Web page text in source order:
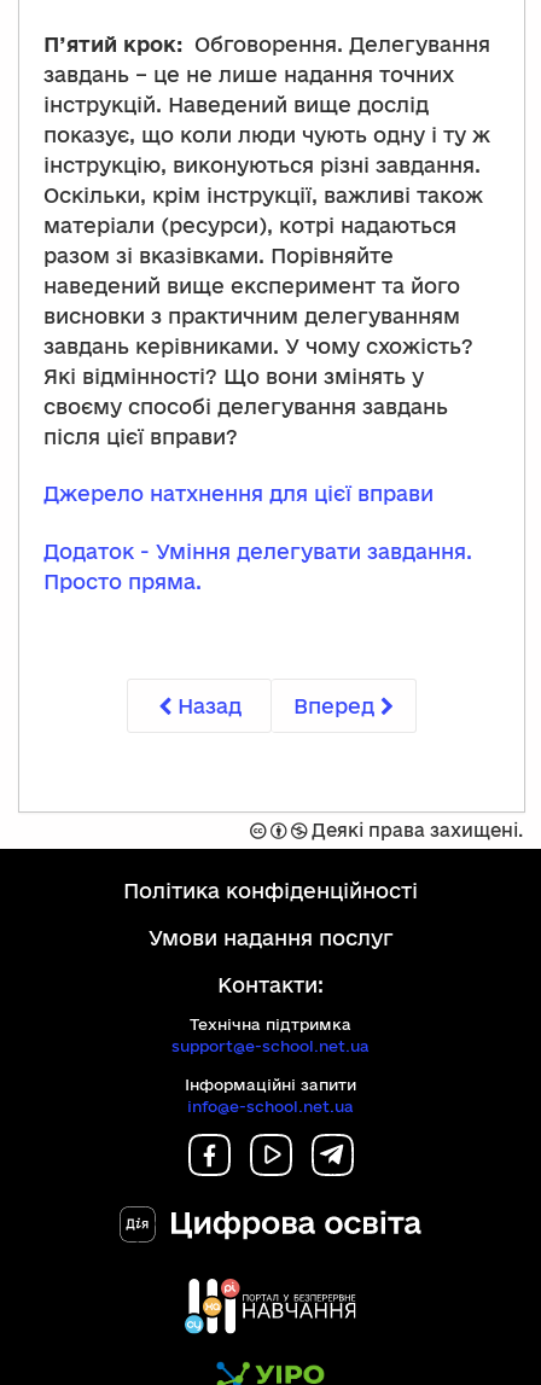
П’ятий крок: Обговорення. Делегування
завдань – це не лише надання точних
інструкцій. Наведений вище дослід
показує, що коли люди чують одну і ту ж
інструкцію, виконуються різні завдання.
Оскільки, крім інструкції, важливі також
матеріали (ресурси), котрі надаються
разом зі вказівками. Порівняйте
наведений вище експеримент та його
висновки з практичним делегуванням
завдань керівниками. У чому схожість?
Які відмінності? Що вони змінять у
своєму способі делегування завдань
після цієї вправи?
Джерело натхнення для цієї вправи
Додаток - Уміння делегувати завдання.
Просто пряма.
Назад Вперед
Захищено
ліцензією
Commons
умовах:
Спроможність
Не
комерційний
Деякі права захищені.
політика конфіденційності
умови надання послуг
Контакти:
Технічна підтримка
support@e-school.net.ua
Інформаційні запити
info@e-school.net.ua